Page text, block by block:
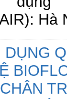
Hà
DỤNG